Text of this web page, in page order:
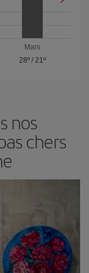
Mars
28º /21º
nos
chers